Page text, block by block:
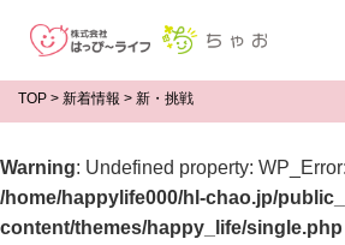
TOP > 新着情報 > 新・挑戦
Warning: Undefined property:
/home/happylife000/hl-chao.jp/
content/themes/happy_life/single.php